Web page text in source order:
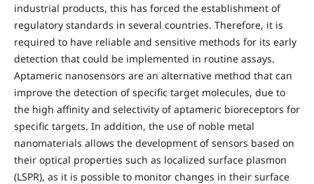
industrial products, this has forced the establishment of
regulatory standards in several countries. Therefore, it is
required to have reliable and sensitive methods for its early
detection that could be implemented in routine assays.
Aptameric nanosensors are an alternative method that can
improve the detection of specific target molecules, due to
the high affinity and selectivity of aptameric bioreceptors for
specific targets. In addition, the use of noble metal
nanomaterials allows the development of sensors based on
their optical properties such as localized surface plasmon
(LSPR), as it is possible to monitor changes in their surface